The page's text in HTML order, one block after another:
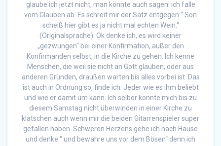
glaube ich jetzt nicht, man könnte auch sagen: ich falle
vom Glauben ab. Es schreit mir der Satz entgegen:“ Son
scheiß hier gibt es ja nicht mal echten Wein.“
(Originalsprache). Ok denke ich, es wird keiner
„gezwungen“ bei einer Konfirmation, außer den
Konfirmanden selbst, in die Kirche zu gehen. Ich kenne
Menschen, die weil sie nicht an Gott glauben, oder aus
anderen Gründen, draußen warten bis alles vorbei ist. Das
ist auch in Ordnung so, finde ich. Jeder wie es ihm beliebt
und wie er damit um kann. Ich selber konnte mich bis zu
diesem Samstag nicht überwinden in einer Kirche zu
klatschen auch wenn mir die beiden Gitarrenspieler super
gefallen haben. Schweren Herzens gehe ich nach Hause
und denke:“ und bewahre uns vor dem Bösen“ denn ich